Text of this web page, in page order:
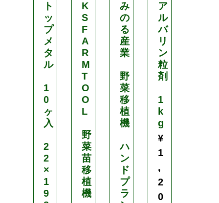
ト
ッ
プ
メ
タ
ル
1
0
ヶ
入
2
2
×
1
9
K
S
F
A
R
M
T
O
O
L
野
菜
苗
移
植
機
み
の
る
産
業
野
菜
移
植
機
ハ
ン
ド
プ
ラ
ア
ル
バ
リ
ン
粒
剤
1
k
g
¥
1
,
2
0